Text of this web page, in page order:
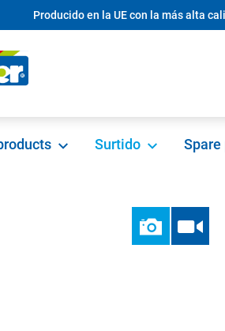
navegación principal
Producido en la UE con la más alta
Surtido Spare